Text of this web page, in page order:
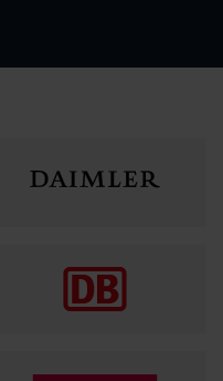
für neue Rolle ausbilden.